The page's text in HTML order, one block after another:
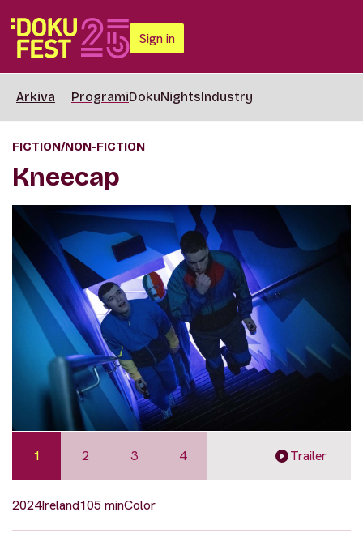
Sign in
Arkiva ProgramiDokuNightsIndustry
FICTION/NON-FICTION
Kneecap
1 2 3 4 Trailer
2024Ireland105 minColor